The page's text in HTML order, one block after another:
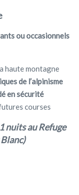
ou occasionnels
haute montagne
de l’alpinisme
en sécurité
courses
nuits au Refuge